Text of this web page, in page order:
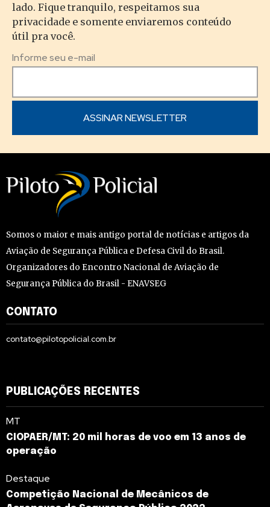
lado. Fique tranquilo, respeitamos sua
privacidade e somente enviaremos conteúdo
útil pra você.
Informe seu e-mail
Somos o maior e mais antigo portal de notícias e artigos da
Aviação de Segurança Pública e Defesa Civil do Brasil.
Organizadores do Encontro Nacional de Aviação de
Segurança Pública do Brasil - ENAVSEG
CONTATO
contato@pilotopolicial.com.br
PUBLICAÇÕES RECENTES
MT
CIOPAER/MT: 20 mil horas de voo em 13 anos de
operação
Destaque
Competição Nacional de Mecânicos de